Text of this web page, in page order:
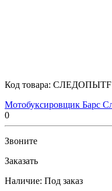
Код товара:
Мотобуксировщик Барс
0
Звоните
Заказать
Наличие: Под заказ